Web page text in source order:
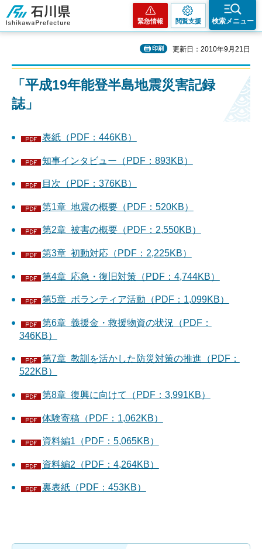
石川県
緊急情報 閲覧支援 検索メニュー
印刷 更新日：2010年9月21日
「平成19年能登半島地震災害記録
誌」
表紙（PDF：446KB）
知事インタビュー（PDF：893KB）
目次（PDF：376KB）
第1章 地震の概要（PDF：520KB）
第2章 被害の概要（PDF：2,550KB）
第3章 初動対応（PDF：2,225KB）
第4章 応急・復旧対策（PDF：4,744KB）
第5章 ボランティア活動（PDF：1,099KB）
第6章 義援金・救援物資の状況（PDF：
346KB）
第7章 教訓を活かした防災対策の推進（PDF：
522KB）
第8章 復興に向けて（PDF：3,991KB）
体験寄稿（PDF：1,062KB）
資料編1（PDF：5,065KB）
資料編2（PDF：4,264KB）
裏表紙（PDF：453KB）